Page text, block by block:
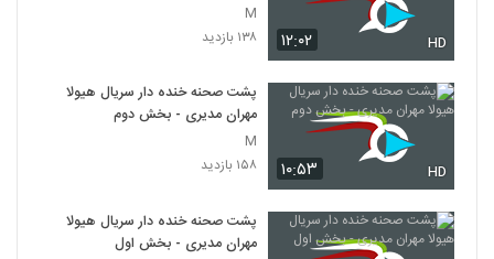
۱۲:۰۲ HD
M
۱۳۸ بازدید
۱۰:۵۳ HD
پشت صحنه خنده دار سریال هیولا
مهران مدیری - بخش دوم
M
۱۵۸ بازدید
پشت صحنه خنده دار سریال هیولا
مهران مدیری - بخش اول